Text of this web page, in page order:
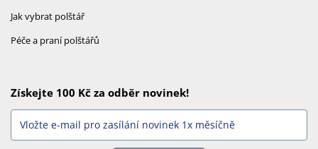
Jak vybrat polštář
Péče a praní polštářů
Získejte 100 Kč za odběr novinek!